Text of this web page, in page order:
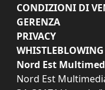
CONDIZIONI DI
GERENZA
PRIVACY
WHISTLEBLOWING
Nord Est
Nord Est